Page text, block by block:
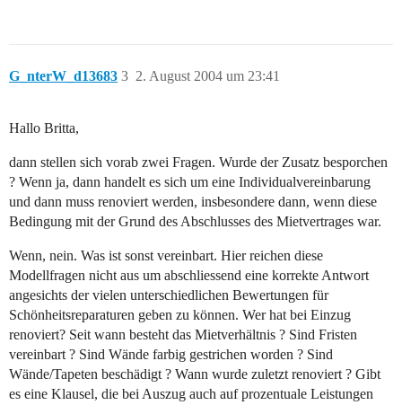
G_nterW_d13683 2. August 2004 um 23:41
3
Hallo Britta,
dann stellen sich vorab zwei Fragen. Wurde der Zusatz besporchen
? Wenn ja, dann handelt es sich um eine Individualvereinbarung
und dann muss renoviert werden, insbesondere dann, wenn diese
Bedingung mit der Grund des Abschlusses des Mietvertrages war.
Wenn, nein. Was ist sonst vereinbart. Hier reichen diese
Modellfragen nicht aus um abschliessend eine korrekte Antwort
angesichts der vielen unterschiedlichen Bewertungen für
Schönheitsreparaturen geben zu können. Wer hat bei Einzug
renoviert? Seit wann besteht das Mietverhältnis ? Sind Fristen
vereinbart ? Sind Wände farbig gestrichen worden ? Sind
Wände/Tapeten beschädigt ? Wann wurde zuletzt renoviert ? Gibt
es eine Klausel, die bei Auszug auch auf prozentuale Leistungen